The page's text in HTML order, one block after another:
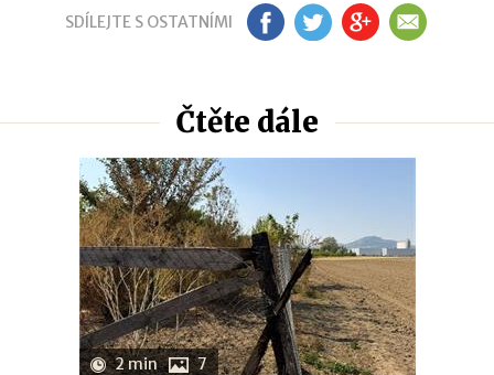
SDÍLEJTE S OSTATNÍMI FB TW GP EM
Čtěte dále
2 min 7